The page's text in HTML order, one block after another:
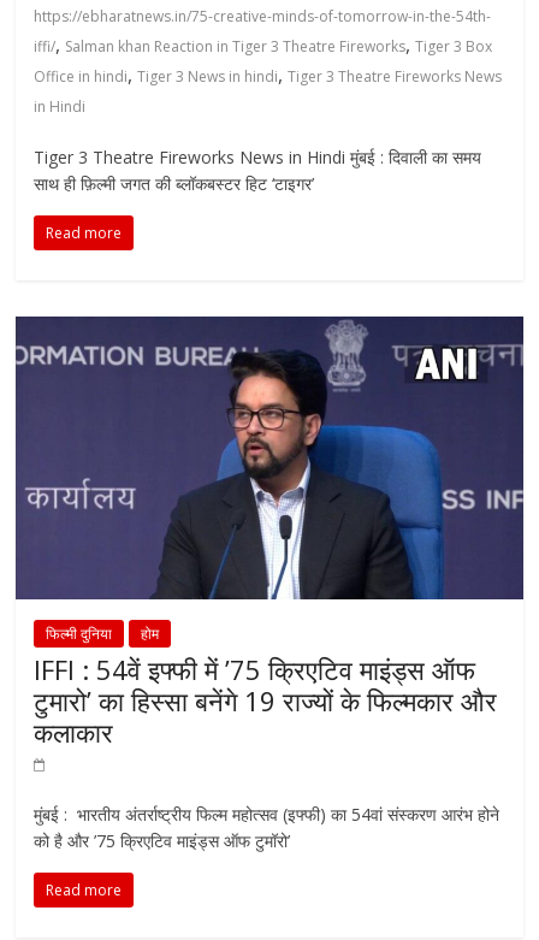
https://ebharatnews.in/75-creative-minds-of-tomorrow-in-the-54th-
iffi/, Salman khan Reaction in Tiger 3 Theatre Fireworks,Tiger 3 Box
Office in hindi,Tiger 3 News in hindi,Tiger 3 Theatre Fireworks News
in Hindi
Tiger 3 Theatre Fireworks News in Hindi मुंबई : दिवाली का समय
साथ ही फ़िल्मी जगत की ब्लॉकबस्टर हिट ‘टाइगर’
Read more
फिल्मी दुनिया होम
IFFI : 54वें इफ्फी में ’75 क्रिएटिव माइंड्स ऑफ
टुमारो’ का हिस्सा बनेंगे 19 राज्यों के फिल्मकार और
कलाकार
मुंबई : भारतीय अंतर्राष्ट्रीय फिल्म महोत्सव (इफ्फी) का 54वां संस्करण आरंभ होने
को है और ’75 क्रिएटिव माइंड्स ऑफ टुमॉरो’
Read more